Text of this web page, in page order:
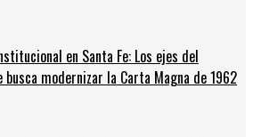
en Santa Fe: Los ejes del
busca modernizar la Carta Magna de 1962